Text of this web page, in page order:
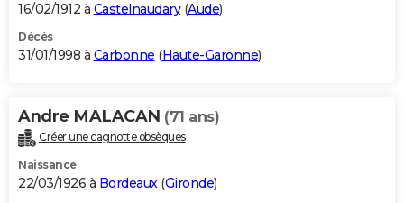
16/02/1912 à Castelnaudary(Aude)
Décès
31/01/1998 à Carbonne (Haute-Garonne)
Andre MALACAN (71 ans)
Créer une cagnotte obsèques
Naissance
22/03/1926 à Bordeaux(Gironde)